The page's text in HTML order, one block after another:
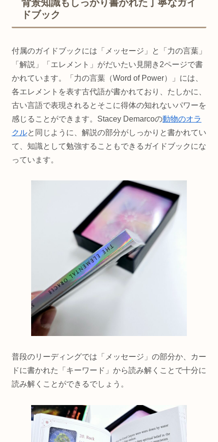
背景知識もしっかり書かれた丁寧なガイ
ドブック
付属のガイドブックには「メッセージ」と「力の言葉」
「解説」「エレメント」がだいたい見開き2ページで書
かれています。「力の言葉（Word of Power）」には、
各エレメントを表す古代語が書かれており、たしかに、
古い言語で表現されるとそこに得体の知れないパワーを
感じることができます。Stacey Demarcoの動物のオラ
クルと同じように、解説の部分がしっかりと書かれてい
て、知識として勉強することもできるガイドブックにな
っています。
普段のリーディングでは「メッセージ」の部分か、カー
ドに書かれた「キーワード」から読み解くことで十分に
読み解くことができるでしょう。